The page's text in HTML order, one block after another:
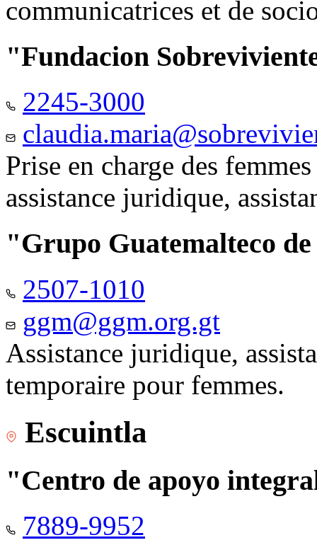
communicatrices et de
"Fundacion
2245-3000
Prise en charge des
assistance juridique,
"Grupo Guatemalteco
2507-1010
ggm@ggm.org.gt
Assistance juridique,
temporaire pour femmes.
Escuintla
"Centro de apoyo
7889-9952